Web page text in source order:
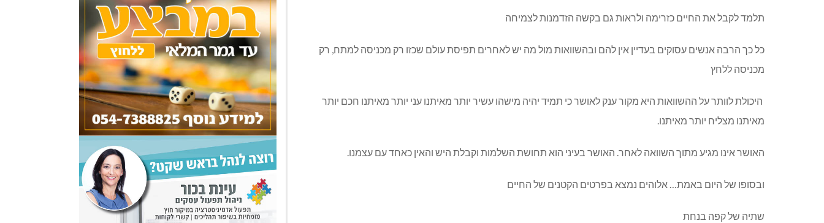
תלמד לקבל את החיים כזרימה ולראות גם בקשה הזדמנות לצמיחה
כל כך הרבה אנשים עסוקים בעדיין אין להם ובהשוואות מול מה יש לאחרים תפיסת עולם שכזו רק מכניסה למתח, רק
מכניסה ללחץ
היכולת לוותר על ההשוואות היא מקור ענק לאושר כי תמיד יהיה מישהו עשיר יותר מאיתנו עני יותר מאיתנו חכם יותר
מאיתנו מצליח יותר מאיתנו.
האושר אינו מגיע מתוך השוואה לאחר. האושר בעיני הוא תחושת השלמות וקבלת היש והאין כאחד עם עצמנו.
ובסופו של היום באמת… אלוהים נמצא בפרטים הקטנים של החיים
שתיה של קפה בנחת